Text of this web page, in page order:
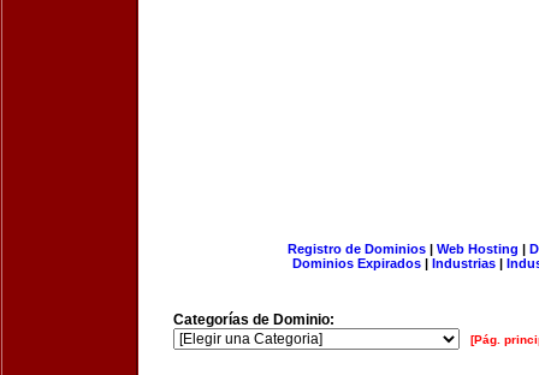
Registro de Dominios| Web Hosting |
Dominios Expirados | Industrias |
Categorías de Dominio:
[Pág.